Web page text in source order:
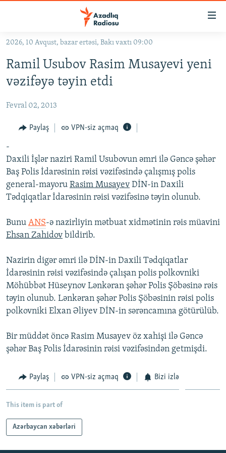
Əsas
qayıt
Əsas
naviqasiyaya
qayıt
KORRUPSIOMETR
#ƏSLINDƏ
FƏRQƏ BAX
ARAŞDIRMA
MULTIMEDIA
VIDEO
FOTOQALEREYA
İNFOQRAFIKA
KARIKATURA
RADIO ARXIV
OXU ZALI
AZƏRBAYCAN ƏDƏBIYYATI KITABXANASI
İSLAM VƏ DEMOKRATIYA
İZ - MƏDƏNIYYƏT PROQRAMI
HAQQIMIZDA
MISSIYAMIZ
PEŞƏ ETIKASI VƏ JURNALISTIKA STANDARTLARIMIZ
MATERIALLARIMIZDAN ISTIFADƏ
AZADLIQRADIOSU MOBIL TELEFONUNUZDA
BIZIMLƏ ƏLAQƏ
RFE/RL-in bütün saytları
2026, 10 Avqust, bazar ertəsi, Bakı vaxtı 09:00
Ramil Usubov Rasim Musayevi yeni
vəzifəyə təyin etdi
Fevral 02, 2013
Paylaş VPN-siz açmaq
-
Daxili İşlər naziri Ramil Usubovun əmri ilə Gəncə şəhər
Baş Polis İdarəsinin rəisi vəzifəsində çalışmış polis
general-mayoru Rasim Musayev DİN-in Daxili
Tədqiqatlar İdarəsinin rəisi vəzifəsinə təyin olunub.
Bunu ANS-ə nazirliyin mətbuat xidmətinin rəis müavini
Ehsan Zahidov bildirib.
Nazirin digər əmri ilə DİN-in Daxili Tədqiqatlar
İdarəsinin rəisi vəzifəsində çalışan polis polkovniki
Möhübbət Hüseynov Lənkəran şəhər Polis Şöbəsinə rəis
təyin olunub. Lənkəran şəhər Polis Şöbəsinin rəisi polis
polkovniki Elxan Əliyev DİN-in sərəncamına götürülüb.
Bir müddət öncə Rasim Musayev öz xahişi ilə Gəncə
şəhər Baş Polis İdarəsinin rəisi vəzifəsindən getmişdi.
Paylaş VPN-siz açmaq Bizi izlə
This item is part of
Azərbaycan xəbərləri